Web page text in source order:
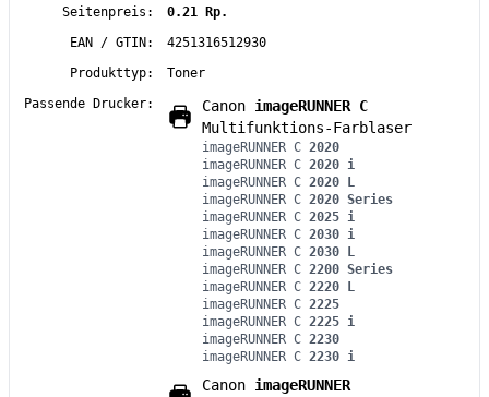
Seitenpreis:
0.21 Rp.
EAN / GTIN:
4251316512930
Produkttyp:
Toner
Passende Drucker:
Canon imageRUNNER C
Multifunktions-Farblaser
imageRUNNER C 2020
imageRUNNER C 2020 i
imageRUNNER C 2020 L
imageRUNNER C 2020 Series
imageRUNNER C 2025 i
imageRUNNER C 2030 i
imageRUNNER C 2030 L
imageRUNNER C 2200 Series
imageRUNNER C 2220 L
imageRUNNER C 2225
imageRUNNER C 2225 i
imageRUNNER C 2230
imageRUNNER C 2230 i
Canon imageRUNNER